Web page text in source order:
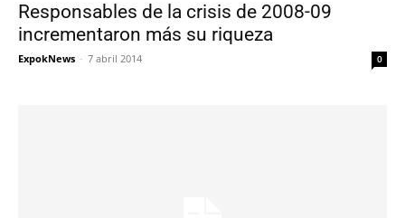
Responsables de la crisis de 2008-09
incrementaron más su riqueza
ExpokNews - 7 abril 2014 0